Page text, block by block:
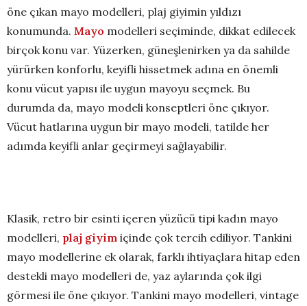
öne çıkan mayo modelleri, plaj giyimin yıldızı
konumunda. Mayo modelleri seçiminde, dikkat edilecek
birçok konu var. Yüzerken, güneşlenirken ya da sahilde
yürürken konforlu, keyifli hissetmek adına en önemli
konu vücut yapısı ile uygun mayoyu seçmek. Bu
durumda da, mayo modeli konseptleri öne çıkıyor.
Vücut hatlarına uygun bir mayo modeli, tatilde her
adımda keyifli anlar geçirmeyi sağlayabilir.
Klasik, retro bir esinti içeren yüzücü tipi kadın mayo
modelleri, plaj giyim içinde çok tercih ediliyor. Tankini
mayo modellerine ek olarak, farklı ihtiyaçlara hitap eden
destekli mayo modelleri de, yaz aylarında çok ilgi
görmesi ile öne çıkıyor. Tankini mayo modelleri, vintage